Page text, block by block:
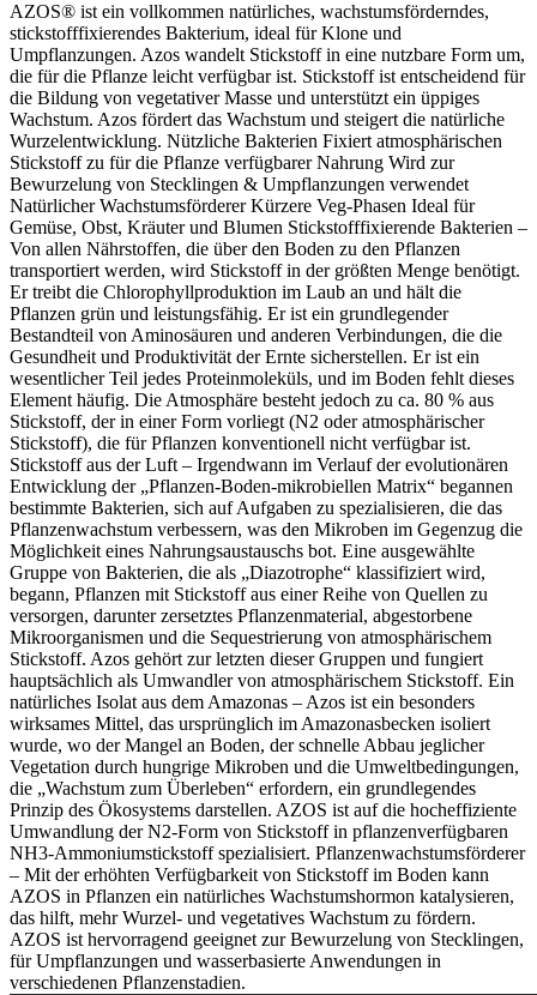
AZOS® ist ein vollkommen natürliches, wachstumsförderndes,
stickstofffixierendes Bakterium, ideal für Klone und
Umpflanzungen. Azos wandelt Stickstoff in eine nutzbare Form um,
die für die Pflanze leicht verfügbar ist. Stickstoff ist entscheidend für
die Bildung von vegetativer Masse und unterstützt ein üppiges
Wachstum. Azos fördert das Wachstum und steigert die natürliche
Wurzelentwicklung. Nützliche Bakterien Fixiert atmosphärischen
Stickstoff zu für die Pflanze verfügbarer Nahrung Wird zur
Bewurzelung von Stecklingen & Umpflanzungen verwendet
Natürlicher Wachstumsförderer Kürzere Veg-Phasen Ideal für
Gemüse, Obst, Kräuter und Blumen Stickstofffixierende Bakterien –
Von allen Nährstoffen, die über den Boden zu den Pflanzen
transportiert werden, wird Stickstoff in der größten Menge benötigt.
Er treibt die Chlorophyllproduktion im Laub an und hält die
Pflanzen grün und leistungsfähig. Er ist ein grundlegender
Bestandteil von Aminosäuren und anderen Verbindungen, die die
Gesundheit und Produktivität der Ernte sicherstellen. Er ist ein
wesentlicher Teil jedes Proteinmoleküls, und im Boden fehlt dieses
Element häufig. Die Atmosphäre besteht jedoch zu ca. 80 % aus
Stickstoff, der in einer Form vorliegt (N2 oder atmosphärischer
Stickstoff), die für Pflanzen konventionell nicht verfügbar ist.
Stickstoff aus der Luft – Irgendwann im Verlauf der evolutionären
Entwicklung der „Pflanzen-Boden-mikrobiellen Matrix“ begannen
bestimmte Bakterien, sich auf Aufgaben zu spezialisieren, die das
Pflanzenwachstum verbessern, was den Mikroben im Gegenzug die
Möglichkeit eines Nahrungsaustauschs bot. Eine ausgewählte
Gruppe von Bakterien, die als „Diazotrophe“ klassifiziert wird,
begann, Pflanzen mit Stickstoff aus einer Reihe von Quellen zu
versorgen, darunter zersetztes Pflanzenmaterial, abgestorbene
Mikroorganismen und die Sequestrierung von atmosphärischem
Stickstoff. Azos gehört zur letzten dieser Gruppen und fungiert
hauptsächlich als Umwandler von atmosphärischem Stickstoff. Ein
natürliches Isolat aus dem Amazonas – Azos ist ein besonders
wirksames Mittel, das ursprünglich im Amazonasbecken isoliert
wurde, wo der Mangel an Boden, der schnelle Abbau jeglicher
Vegetation durch hungrige Mikroben und die Umweltbedingungen,
die „Wachstum zum Überleben“ erfordern, ein grundlegendes
Prinzip des Ökosystems darstellen. AZOS ist auf die hocheffiziente
Umwandlung der N2-Form von Stickstoff in pflanzenverfügbaren
NH3-Ammoniumstickstoff spezialisiert. Pflanzenwachstumsförderer
– Mit der erhöhten Verfügbarkeit von Stickstoff im Boden kann
AZOS in Pflanzen ein natürliches Wachstumshormon katalysieren,
das hilft, mehr Wurzel- und vegetatives Wachstum zu fördern.
AZOS ist hervorragend geeignet zur Bewurzelung von Stecklingen,
für Umpflanzungen und wasserbasierte Anwendungen in
verschiedenen Pflanzenstadien.